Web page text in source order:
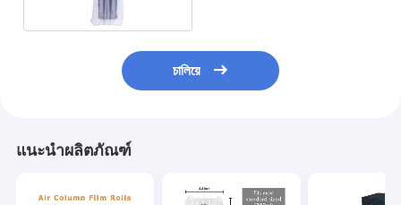
চালিয়ে
แนะนำผลิตภัณฑ์